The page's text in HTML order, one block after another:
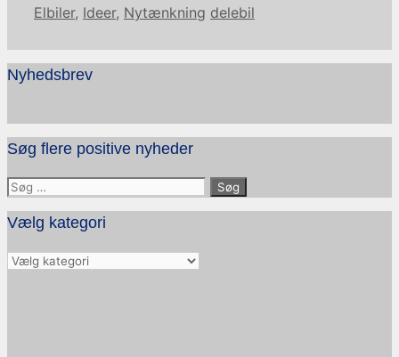
Kategorier
Elbiler, Ideer, Nytænkning Tags
delebil
Nyhedsbrev
Søg flere positive nyheder
Søg
efter:
Vælg kategori
Vælg